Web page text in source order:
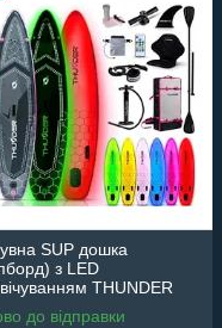
SUP дошка
з LED
THUNDER
320
до відправки